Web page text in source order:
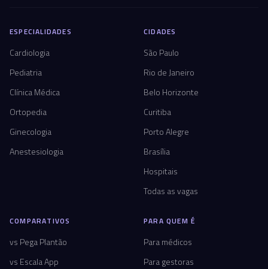
ESPECIALIDADES
Cardiologia
Pediatria
Clínica Médica
Ortopedia
Ginecologia
Anestesiologia
CIDADES
São Paulo
Rio de Janeiro
Belo Horizonte
Curitiba
Porto Alegre
Brasília
Hospitais
Todas as vagas
COMPARATIVOS
vs Pega Plantão
vs Escala App
PARA QUEM É
Para médicos
Para gestoras